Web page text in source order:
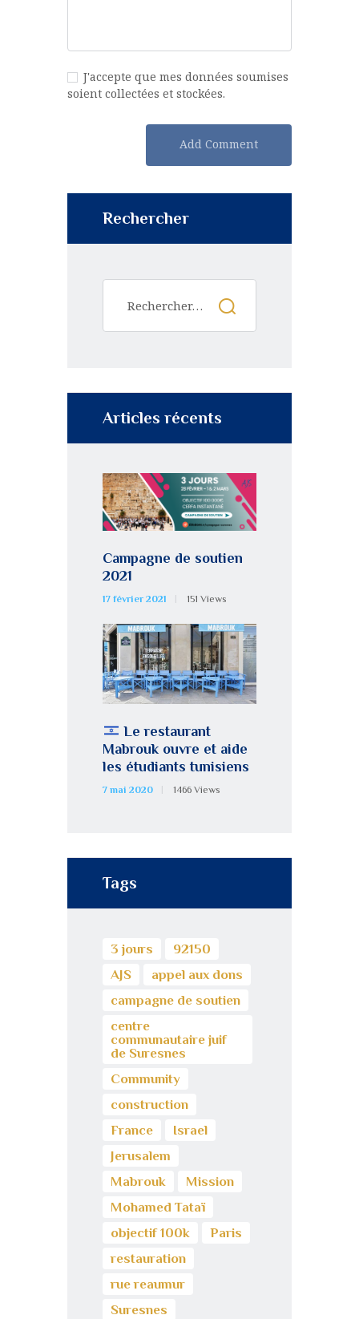
J'accepte que mes données soumises
soient collectées et stockées.
Rechercher
Articles récents
Campagne de soutien
2021
17 février 2021 151 Views
Le restaurant
Mabrouk ouvre et aide
les étudiants tunisiens
7 mai 2020 1466 Views
Tags
3 jours
92150
AJS
appel aux dons
campagne de soutien
centre
communautaire juif
de Suresnes
Community
construction
France
Israel
Jerusalem
Mabrouk
Mission
Mohamed Tataï
objectif 100k
Paris
restauration
rue reaumur
Suresnes